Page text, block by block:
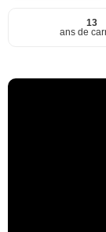
13
ans de